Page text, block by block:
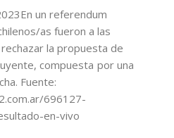
un referendum
as fueron a las
la propuesta de
compuesta por una
Fuente:
696127-
en-vivo